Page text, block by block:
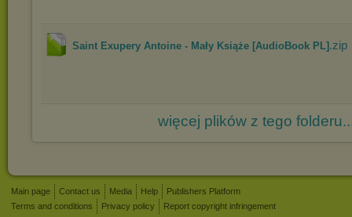
Saint Exupery Antoine - Mały Książe [AudioBook PL].zip
więcej plików z tego
Main page Contact us Media Help
Publishers Platform
Terms and conditions
Privacy policy Report copyright infringement